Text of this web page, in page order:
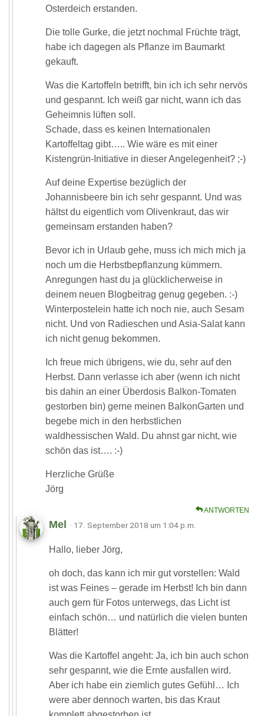
Osterdeich erstanden.
Die tolle Gurke, die jetzt nochmal Früchte trägt,
habe ich dagegen als Pflanze im Baumarkt
gekauft.
Was die Kartoffeln betrifft, bin ich ich sehr nervös
und gespannt. Ich weiß gar nicht, wann ich das
Geheimnis lüften soll.
Schade, dass es keinen Internationalen
Kartoffeltag gibt….. Wie wäre es mit einer
Kistengrün-Initiative in dieser Angelegenheit? ;-)
Auf deine Expertise bezüglich der
Johannisbeere bin ich sehr gespannt. Und was
hältst du eigentlich vom Olivenkraut, das wir
gemeinsam erstanden haben?
Bevor ich in Urlaub gehe, muss ich mich mich ja
noch um die Herbstbepflanzung kümmern.
Anregungen hast du ja glücklicherweise in
deinem neuen Blogbeitrag genug gegeben. :-)
Winterpostelein hatte ich noch nie, auch Sesam
nicht. Und von Radieschen und Asia-Salat kann
ich nicht genug bekommen.
Ich freue mich übrigens, wie du, sehr auf den
Herbst. Dann verlasse ich aber (wenn ich nicht
bis dahin an einer Überdosis Balkon-Tomaten
gestorben bin) gerne meinen BalkonGarten und
begebe mich in den herbstlichen
waldhessischen Wald. Du ahnst gar nicht, wie
schön das ist…. :-)
Herzliche Grüße
Jörg
ANTWORTEN
Mel · 17. September 2018 um 1:04 p.m.
Hallo, lieber Jörg,
oh doch, das kann ich mir gut vorstellen: Wald
ist was Feines – gerade im Herbst! Ich bin dann
auch gern für Fotos unterwegs, das Licht ist
einfach schön… und natürlich die vielen bunten
Blätter!
Was die Kartoffel angeht: Ja, ich bin auch schon
sehr gespannt, wie die Ernte ausfallen wird.
Aber ich habe ein ziemlich gutes Gefühl… Ich
were aber dennoch warten, bis das Kraut